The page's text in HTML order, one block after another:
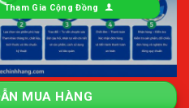
Tham Gia Cộng Đồng
MUA HÀNG